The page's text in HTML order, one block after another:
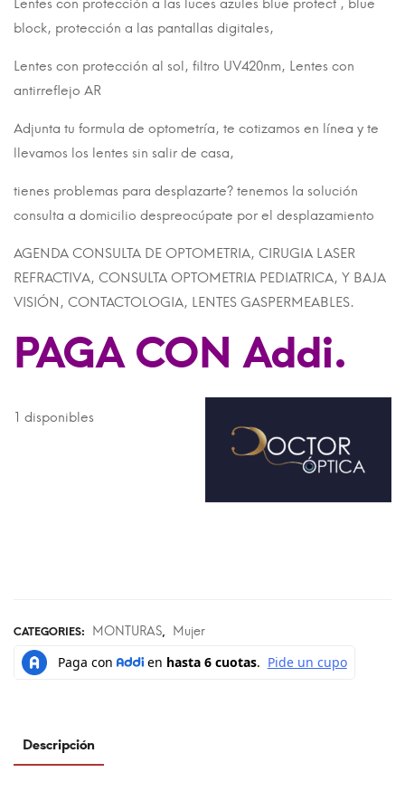
Lentes con protección a las luces azules blue protect , blue
block, protección a las pantallas digitales,
Lentes con protección al sol, filtro UV420nm, Lentes con
antirreflejo AR
Adjunta tu formula de optometría, te cotizamos en línea y te
llevamos los lentes sin salir de casa,
tienes problemas para desplazarte? tenemos la solución
consulta a domicilio despreocúpate por el desplazamiento
AGENDA CONSULTA DE OPTOMETRIA, CIRUGIA LASER
REFRACTIVA, CONSULTA OPTOMETRIA PEDIATRICA, Y BAJA
VISIÓN, CONTACTOLOGIA, LENTES GASPERMEABLES.
PAGA CON Addi.
1 disponibles
CATEGORIES: MONTURAS Mujer
Descripción